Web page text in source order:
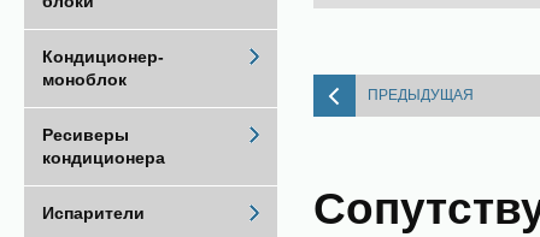
ПРЕДЫДУЩАЯ
Кондиционер-
моноблок
Ресиверы
кондиционера
Испарители